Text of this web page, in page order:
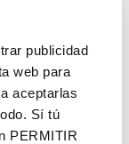
publicidad
web para
aceptarlas
Sí tú
PERMITIR
la inquietud de
unas jornadas
desarrollo de